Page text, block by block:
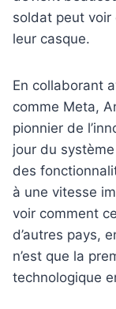
soldat peut
leur casque.
En collaborant
comme Meta,
pionnier de
jour du
des
à une vitesse
voir comment
d’autres pays,
n’est que la
technologique